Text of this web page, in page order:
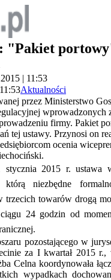
"Pakiet
| 11:53
Aktualności
przez Ministerstwo
wprowadzonych
firmy. Pakiet
tej ustawy. Przynosi on
ocenia
2015 r. ustawa
niezbędne
trzecich towarów drogą
24 godzin od
pozostającego w
za I kwartał 2015 r.,
Celna koordynowała
wypadkach